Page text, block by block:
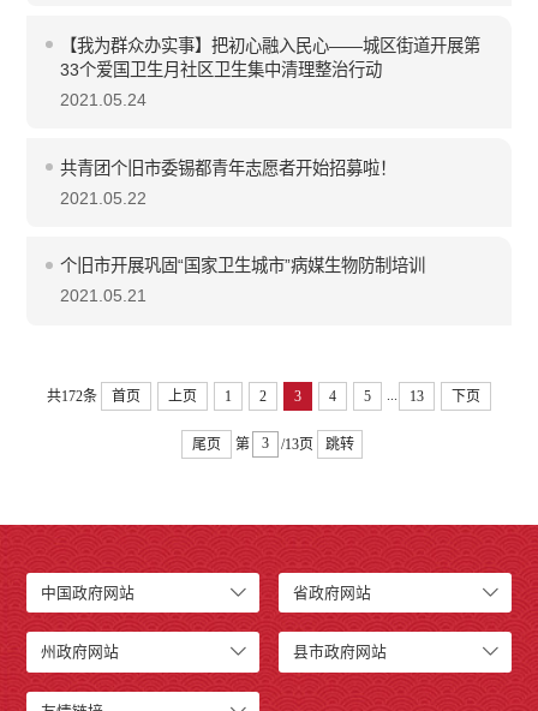
【我为群众办实事】把初心融入民心——城区街道开展第
33个爱国卫生月社区卫生集中清理整治行动
2021.05.24
共青团个旧市委锡都青年志愿者开始招募啦！
2021.05.22
个旧市开展巩固“国家卫生城市”病媒生物防制培训
2021.05.21
共172条 首页 上页 1 2 3 4 5 13 下页
尾页 第 /13页 跳转
中国政府网站 省政府网站
州政府网站 县市政府网站